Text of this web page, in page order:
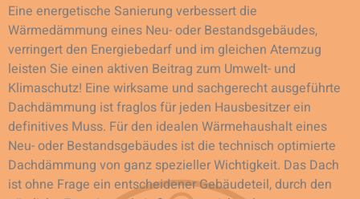
Eine energetische Sanierung verbessert die
Wärmedämmung eines Neu- oder Bestandsgebäudes,
verringert den Energiebedarf und im gleichen Atemzug
leisten Sie einen aktiven Beitrag zum Umwelt- und
Klimaschutz! Eine wirksame und sachgerecht ausgeführte
Dachdämmung ist fraglos für jeden Hausbesitzer ein
definitives Muss. Für den idealen Wärmehaushalt eines
Neu- oder Bestandsgebäudes ist die technisch optimierte
Dachdämmung von ganz spezieller Wichtigkeit. Das Dach
ist ohne Frage ein entscheidener Gebäudeteil, durch den